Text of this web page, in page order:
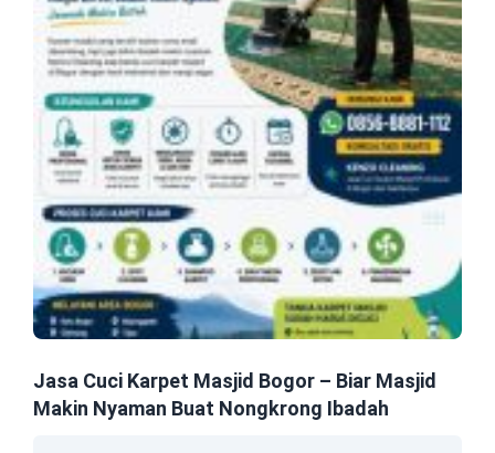
Jasa Cuci Karpet Masjid Bogor – Biar Masjid
Makin Nyaman Buat Nongkrong Ibadah